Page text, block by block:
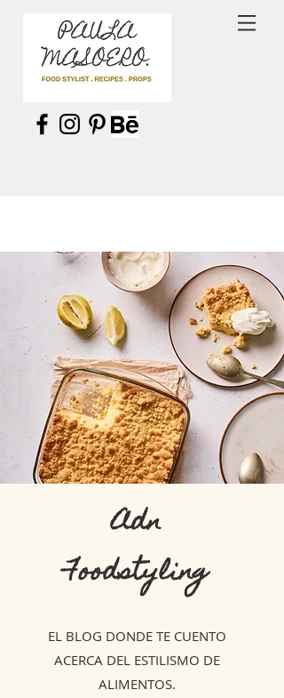
Adn
Foodstyling
EL BLOG DONDE TE CUENTO
ACERCA DEL ESTILISMO DE
ALIMENTOS.